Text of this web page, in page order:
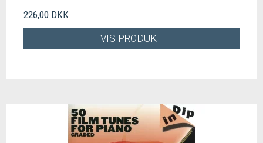
226,00 DKK
VIS PRODUKT